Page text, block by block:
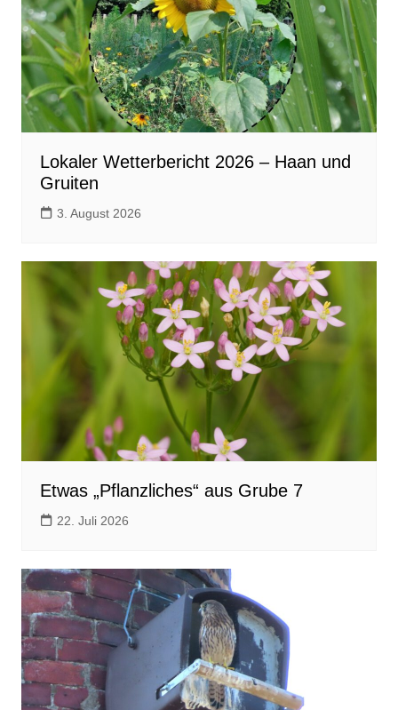
Lokaler Wetterbericht 2026 – Haan und
Gruiten
3. August 2026
Etwas „Pflanzliches“ aus Grube 7
22. Juli 2026